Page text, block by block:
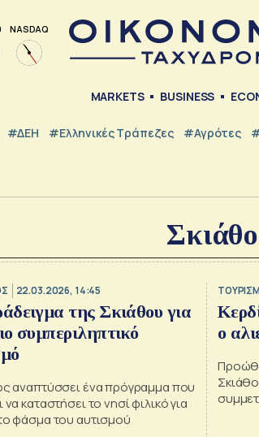
NASDAQ
MARKETS BUSINESS
#ΔΕΗ #ελληνικές Τράπεζες #Αγρότες
22.03.2026, 14:45
της Σκιάθου για
συμπεριληπτικό
αναπτύσσει ένα πρόγραμμα που
να καταστήσει το νησί φιλικό για
φάσμα του αυτισμού
ο